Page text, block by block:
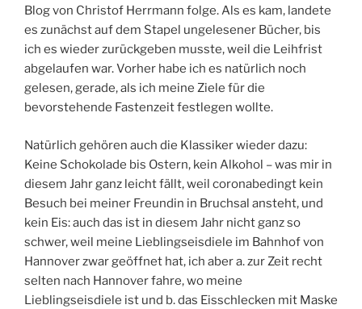
Blog von Christof Herrmann folge. Als es kam, landete
es zunächst auf dem Stapel ungelesener Bücher, bis
ich es wieder zurückgeben musste, weil die Leihfrist
abgelaufen war. Vorher habe ich es natürlich noch
gelesen, gerade, als ich meine Ziele für die
bevorstehende Fastenzeit festlegen wollte.
Natürlich gehören auch die Klassiker wieder dazu:
Keine Schokolade bis Ostern, kein Alkohol – was mir in
diesem Jahr ganz leicht fällt, weil coronabedingt kein
Besuch bei meiner Freundin in Bruchsal ansteht, und
kein Eis: auch das ist in diesem Jahr nicht ganz so
schwer, weil meine Lieblingseisdiele im Bahnhof von
Hannover zwar geöffnet hat, ich aber a. zur Zeit recht
selten nach Hannover fahre, wo meine
Lieblingseisdiele ist und b. das Eisschlecken mit Maske